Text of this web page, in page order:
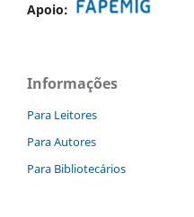
Apoio:
Informações
Para Leitores
Para Autores
Para Bibliotecários